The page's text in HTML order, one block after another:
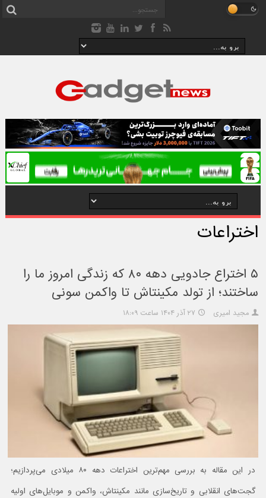
اختراعات
۵ اختراع جادویی دهه ۸۰ که زندگی امروز ما را
ساختند؛ از تولد مکینتاش تا واکمن سونی
مجید امیری ۲۷ آذر ۱۴۰۴ ساعت ۱۸:۰۹
در این مقاله به بررسی مهم‌ترین اختراعات دهه ۸۰ میلادی می‌پردازیم؛
گجت‌های انقلابی و تاریخ‌سازی مانند مکینتاش، واکمن و موبایل‌های اولیه